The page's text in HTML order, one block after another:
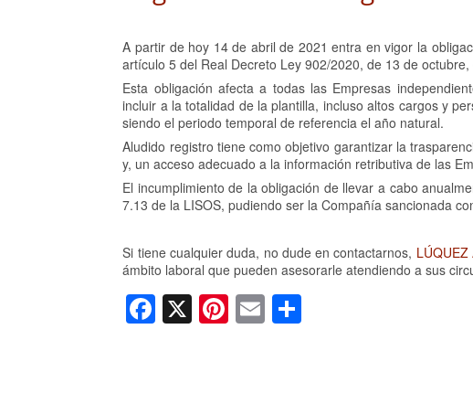
A partir de hoy 14 de abril de 2021 entra en vigor la
artículo 5 del Real Decreto Ley 902/2020, de 13 de
Esta obligación afecta a todas las Empresas
incluir a la totalidad de la plantilla, incluso altos cargos y
siendo el periodo temporal de referencia el año natural.
Aludido registro tiene como objetivo garantizar la
y, un acceso adecuado a la información retributiva de las
El incumplimiento de la obligación de llevar a cabo
7.13 de la LISOS, pudiendo ser la Compañía sancionada
Si tiene cualquier duda, no dude en contactarnos, LÚQUEZ
ámbito laboral que pueden asesorarle atendiendo a sus
F X Pi E